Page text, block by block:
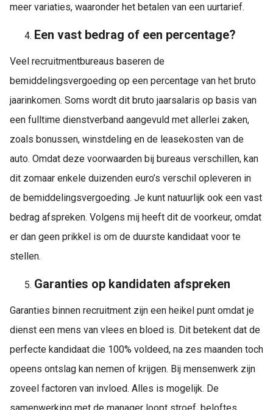
meer variaties, waaronder het betalen van een uurtarief.
Een vast bedrag of een percentage?
Veel recruitmentbureaus baseren de
bemiddelingsvergoeding op een percentage van het bruto
jaarinkomen. Soms wordt dit bruto jaarsalaris op basis van
een fulltime dienstverband aangevuld met allerlei zaken,
zoals bonussen, winstdeling en de leasekosten van de
auto. Omdat deze voorwaarden bij bureaus verschillen, kan
dit zomaar enkele duizenden euro’s verschil opleveren in
de bemiddelingsvergoeding. Je kunt natuurlijk ook een vast
bedrag afspreken. Volgens mij heeft dit de voorkeur, omdat
er dan geen prikkel is om de duurste kandidaat voor te
stellen.
Garanties op kandidaten afspreken
Garanties binnen recruitment zijn een heikel punt omdat je
dienst een mens van vlees en bloed is. Dit betekent dat de
perfecte kandidaat die 100% voldeed, na zes maanden toch
opeens ontslag kan nemen of krijgen. Bij mensenwerk zijn
zoveel factoren van invloed. Alles is mogelijk. De